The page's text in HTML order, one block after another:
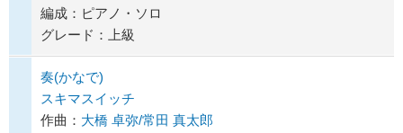
編成：ピアノ・ソロ
グレード：上級
奏(かなで)
スキマスイッチ
作曲： 大橋 卓弥/常田 真太郎